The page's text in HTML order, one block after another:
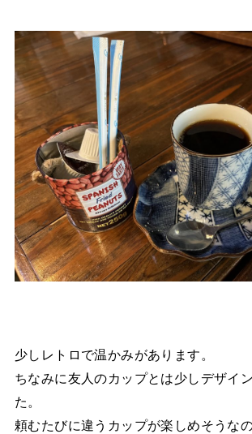
少しレトロで温かみがあります。
ちなみに友人のカップとは少しデザイ
た。
頼むたびに違うカップが楽しめそうな